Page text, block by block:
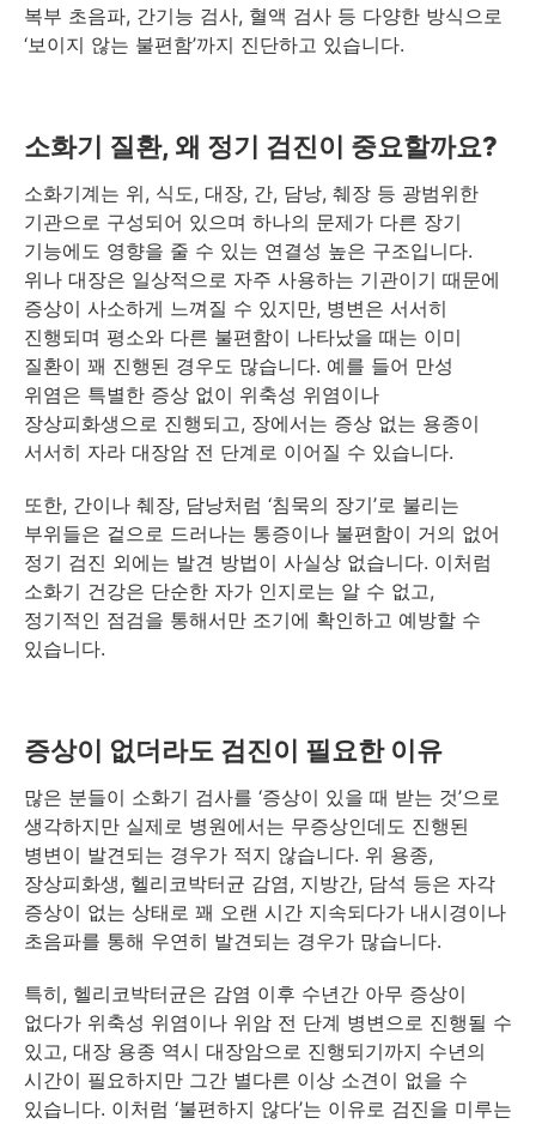
복부 초음파, 간기능 검사, 혈액 검사 등 다양한 방식으로
‘보이지 않는 불편함’까지 진단하고 있습니다.
소화기 질환, 왜 정기 검진이 중요할까요?
소화기계는 위, 식도, 대장, 간, 담낭, 췌장 등 광범위한
기관으로 구성되어 있으며 하나의 문제가 다른 장기
기능에도 영향을 줄 수 있는 연결성 높은 구조입니다.
위나 대장은 일상적으로 자주 사용하는 기관이기 때문에
증상이 사소하게 느껴질 수 있지만, 병변은 서서히
진행되며 평소와 다른 불편함이 나타났을 때는 이미
질환이 꽤 진행된 경우도 많습니다. 예를 들어 만성
위염은 특별한 증상 없이 위축성 위염이나
장상피화생으로 진행되고, 장에서는 증상 없는 용종이
서서히 자라 대장암 전 단계로 이어질 수 있습니다.
또한, 간이나 췌장, 담낭처럼 ‘침묵의 장기’로 불리는
부위들은 겉으로 드러나는 통증이나 불편함이 거의 없어
정기 검진 외에는 발견 방법이 사실상 없습니다. 이처럼
소화기 건강은 단순한 자가 인지로는 알 수 없고,
정기적인 점검을 통해서만 조기에 확인하고 예방할 수
있습니다.
증상이 없더라도 검진이 필요한 이유
많은 분들이 소화기 검사를 ‘증상이 있을 때 받는 것’으로
생각하지만 실제로 병원에서는 무증상인데도 진행된
병변이 발견되는 경우가 적지 않습니다. 위 용종,
장상피화생, 헬리코박터균 감염, 지방간, 담석 등은 자각
증상이 없는 상태로 꽤 오랜 시간 지속되다가 내시경이나
초음파를 통해 우연히 발견되는 경우가 많습니다.
특히, 헬리코박터균은 감염 이후 수년간 아무 증상이
없다가 위축성 위염이나 위암 전 단계 병변으로 진행될 수
있고, 대장 용종 역시 대장암으로 진행되기까지 수년의
시간이 필요하지만 그간 별다른 이상 소견이 없을 수
있습니다. 이처럼 ‘불편하지 않다’는 이유로 검진을 미루는